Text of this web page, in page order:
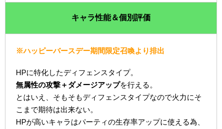
キャラ性能＆個別評価
※ハッピーバースデー期間限定召喚より排出
HPに特化したディフェンスタイプ。
無属性の攻撃＋ダメージアップを行える。
とはいえ、そもそもディフェンスタイプなので火力にそ
こまで期待は出来ない。
HPが高いキャラはパーティの生存率アップに使える為、